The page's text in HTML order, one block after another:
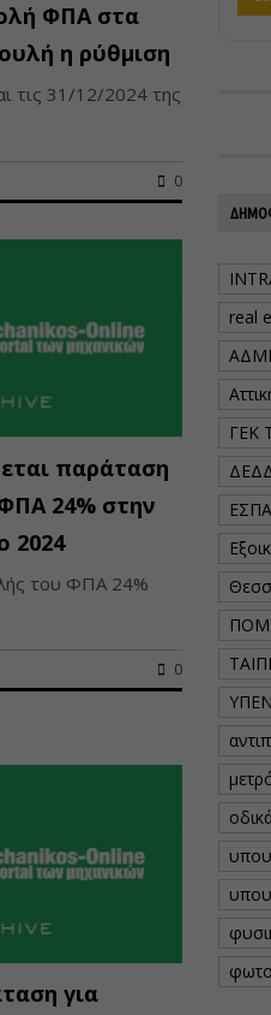
ΦΠΑ στα
η ρύθμιση
τις 31/12/2024 της
0
παράταση
24% στην
2024
του ΦΠΑ 24%
0
για
real
ΓΕΚ
ΕΣΠΑ
ΥΠΕΝ